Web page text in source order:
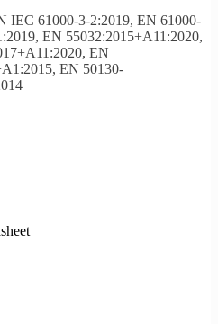
IEC 61000-3-2:2019, EN 61000-
EN 55032:2015+A11:2020,
EN
EN 50130-